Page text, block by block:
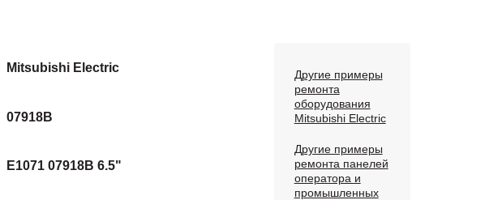
Mitsubishi Electric
07918B
E1071 07918B 6.5"
Другие примеры
ремонта
оборудования
Mitsubishi Electric
Другие примеры
ремонта панелей
оператора и
промышленных